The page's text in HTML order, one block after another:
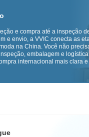
e compra até a inspeção
e envio, a VVIC conecta as
na China. Você não
embalagem e
internacional mais clara